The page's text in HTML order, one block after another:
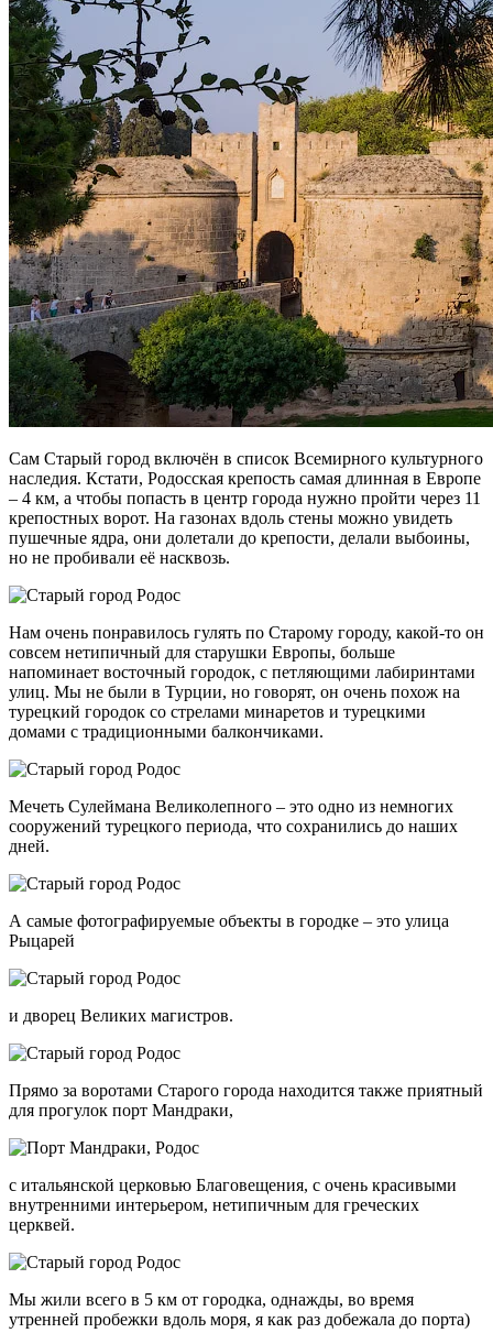
Сам Старый город включён в список Всемирного культурного
наследия. Кстати, Родосская крепость самая длинная в Европе
– 4 км, а чтобы попасть в центр города нужно пройти через 11
крепостных ворот. На газонах вдоль стены можно увидеть
пушечные ядра, они долетали до крепости, делали выбоины,
но не пробивали её насквозь.
Нам очень понравилось гулять по Старому городу, какой-то он
совсем нетипичный для старушки Европы, больше
напоминает восточный городок, с петляющими лабиринтами
улиц. Мы не были в Турции, но говорят, он очень похож на
турецкий городок со стрелами минаретов и турецкими
домами с традиционными балкончиками.
Мечеть Сулеймана Великолепного – это одно из немногих
сооружений турецкого периода, что сохранились до наших
дней.
А самые фотографируемые объекты в городке – это улица
Рыцарей
и дворец Великих магистров.
Прямо за воротами Старого города находится также приятный
для прогулок порт Мандраки,
с итальянской церковью Благовещения, с очень красивыми
внутренними интерьером, нетипичным для греческих
церквей.
Мы жили всего в 5 км от городка, однажды, во время
утренней пробежки вдоль моря, я как раз добежала до порта)